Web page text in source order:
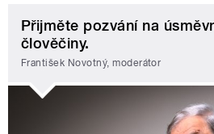
Přijměte pozvání na
člověčiny.
František Novotný, moderátor